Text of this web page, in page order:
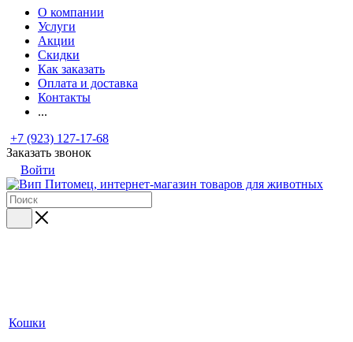
О компании
Услуги
Акции
Скидки
Как заказать
Оплата и доставка
Контакты
...
+7 (923) 127-17-68
Заказать звонок
Войти
Кошки